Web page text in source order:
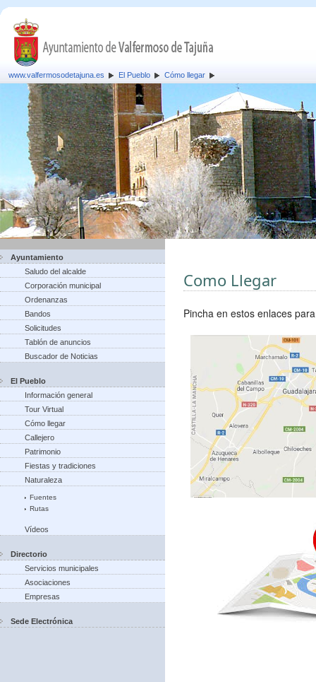
www.valfermosodetajuna.es El Pueblo Cómo llegar
Ayuntamiento
Saludo del alcalde
Corporación municipal
Ordenanzas
Bandos
Solicitudes
Tablón de anuncios
Buscador de Noticias
El Pueblo
Información general
Tour Virtual
Cómo llegar
Callejero
Patrimonio
Fiestas y tradiciones
Naturaleza
Fuentes
Rutas
Vídeos
Directorio
Servicios municipales
Asociaciones
Empresas
Sede Electrónica
Como Llegar
Pincha en estos enlaces